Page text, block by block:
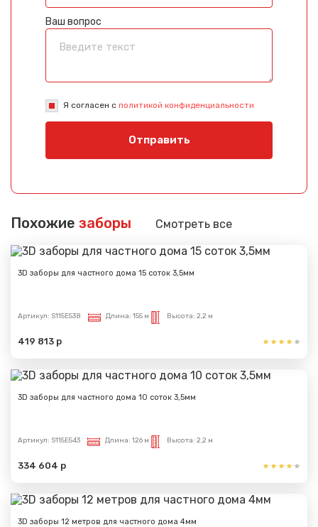
Ваш вопрос
Я согласен с политикой конфиденциальности
Отправить
Похожие заборы Смотреть все
3D заборы для частного дома 15 соток 3,5мм
Артикул: S115E538 Длина: 155 м Высота: 2,2 м
419 813 р
3D заборы для частного дома 10 соток 3,5мм
Артикул: S115E543 Длина: 126 м Высота: 2,2 м
334 604 р
3D заборы 12 метров для частного дома 4мм